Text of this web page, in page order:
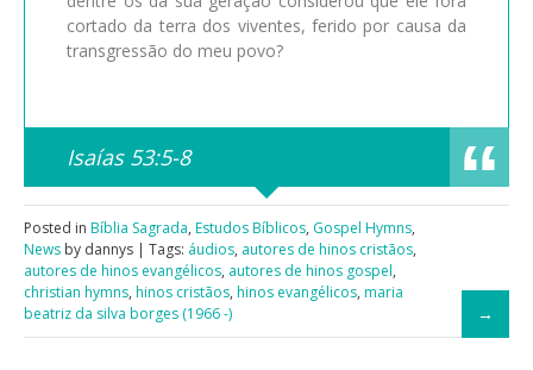
cortado da terra dos viventes, ferido por causa da
transgressão do meu povo?
Isaías 53:5-8
Posted in Bíblia Sagrada, Estudos Bíblicos, Gospel Hymns,
News by dannys | Tags: áudios, autores de hinos cristãos,
autores de hinos evangélicos, autores de hinos gospel,
christian hymns, hinos cristãos, hinos evangélicos, maria
beatriz da silva borges (1966 -)